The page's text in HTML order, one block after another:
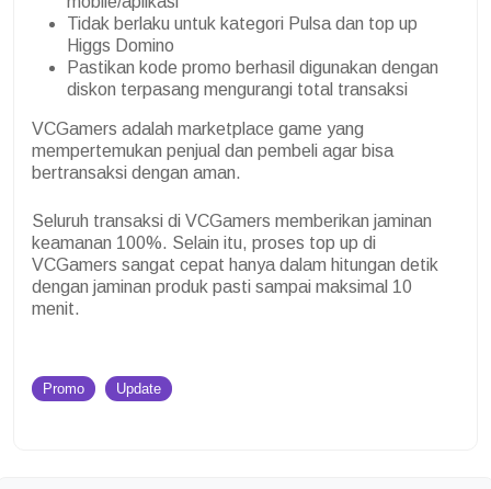
Tidak berlaku untuk kategori Pulsa dan top up
Higgs Domino
Pastikan kode promo berhasil digunakan dengan
diskon terpasang mengurangi total transaksi
VCGamers adalah marketplace game yang
mempertemukan penjual dan pembeli agar bisa
bertransaksi dengan aman.
Seluruh transaksi di VCGamers memberikan jaminan
keamanan 100%. Selain itu, proses top up di
VCGamers sangat cepat hanya dalam hitungan detik
dengan jaminan produk pasti sampai maksimal 10
menit.
Promo Update